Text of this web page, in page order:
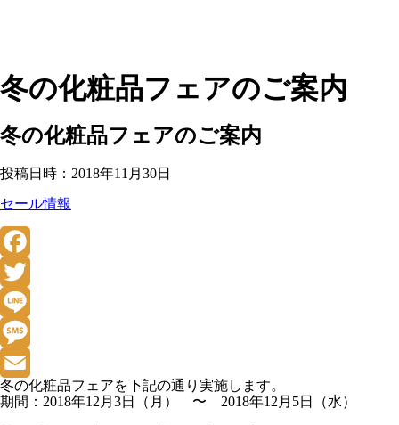
冬の化粧品フェアのご案内
冬の化粧品フェアのご案内
投稿日時：2018年11月30日
セール情報
Facebook
Twitter
Line
Message
Email
冬の化粧品フェアを下記の通り実施します。
期間：2018年12月3日（月） 〜 2018年12月5日（水）